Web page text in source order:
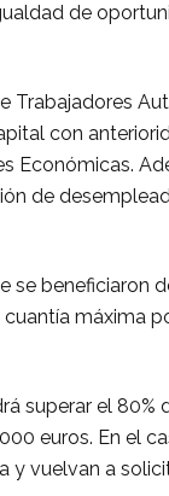
de
Trabajadores
con
Económicas.
de
se beneficiaron
máxima
superar el 80%
euros. En el
y vuelvan a